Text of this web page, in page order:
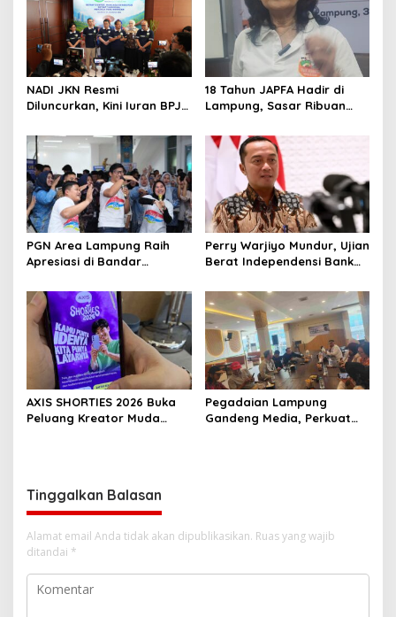
i
p
o
s
NADI JKN Resmi
Diluncurkan, Kini Iuran BPJS
18 Tahun JAPFA Hadir di
Lampung, Sasar Ribuan
Sehat
PGN Area Lampung Raih
Apresiasi di Bandar
Perry Warjiyo Mundur, Ujian
Berat Independensi Bank
Ekonomi
AXIS SHORTIES 2026 Buka
Peluang Kreator Muda
Pegadaian Lampung
Gandeng Media, Perkuat
Tinggalkan Balasan
Alamat email Anda tidak akan dipublikasikan. Ruas yang wajib
ditandai *